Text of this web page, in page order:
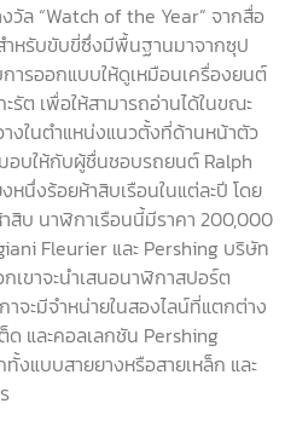
วัล “Watch of the Year” จากสื่อ
หรับขับขี่ซึ่งมีพื้นฐานมาจากซุป
ารออกแบบให้ดูเหมือนเครื่องยนต์
รัต เพื่อให้สามารถอ่านได้ในขณะ
ในตำแหน่งแนวตั้งที่ด้านหน้าตัว
อบให้กับผู้ชื่นชอบรถยนต์ Ralph
นึ่งร้อยห้าสิบเรือนในแต่ละปี โดย
สิบ นาฬิกาเรือนนี้มีราคา 200,000
Fleurier และ Pershing บริษัท
เขาจะนำเสนอนาฬิกาสปอร์ต
จะมีจำหน่ายในสองไลน์ที่แตกต่าง
และคอลเลกชัน Pershing
งแบบสายยางหรือสายเหล็ก และ